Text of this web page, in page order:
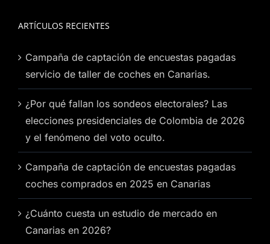
ARTÍCULOS RECIENTES
Campaña de captación de encuestas pagadas
servicio de taller de coches en Canarias.
¿Por qué fallan los sondeos electorales? Las
elecciones presidenciales de Colombia de 2026
y el fenómeno del voto oculto.
Campaña de captación de encuestas pagadas
coches comprados en 2025 en Canarias
¿Cuánto cuesta un estudio de mercado en
Canarias en 2026?